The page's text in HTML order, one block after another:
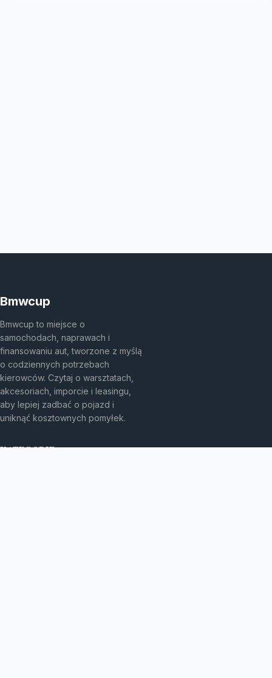
Bmwcup
Bmwcup to miejsce o
samochodach, naprawach i
finansowaniu aut, tworzone z myślą
o codziennych potrzebach
kierowców. Czytaj o warsztatach,
akcesoriach, imporcie i leasingu,
aby lepiej zadbać o pojazd i
uniknąć kosztownych pomyłek.
KATEGORIE